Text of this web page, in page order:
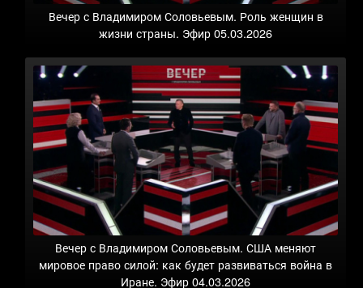
Вечер с Владимиром Соловьевым. Роль женщин в
жизни страны. Эфир 05.03.2026
Вечер с Владимиром Соловьевым. США меняют
мировое право силой: как будет развиваться война в
Иране. Эфир 04.03.2026